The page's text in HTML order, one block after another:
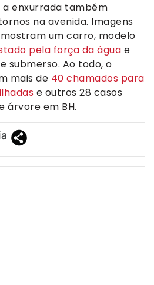
enxurrada também
na avenida. Imagens
um carro, modelo
pela força da água e
submerso. Ao todo, o
mais de 40 chamados para
e outros 28 casos
árvore em BH.